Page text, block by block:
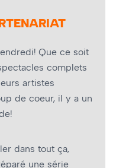
Que ce soit
complets
artistes
de coeur, il y a un
dans tout ça,
une série